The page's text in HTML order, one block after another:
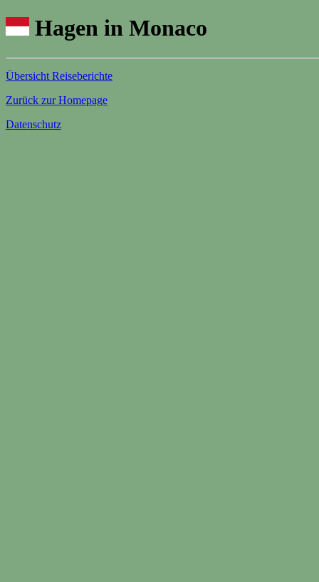
Hagen in Monaco
Übersicht Reiseberichte
Zurück zur Homepage
Datenschutz